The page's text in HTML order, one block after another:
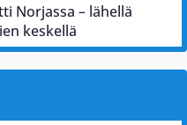
Norjassa – lähellä
keskellä